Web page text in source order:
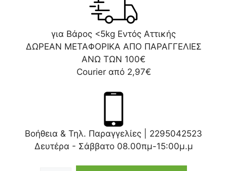
για Βάρος <5kg Εντός Αττικής
ΔΩΡΕΑΝ ΜΕΤΑΦΟΡΙΚΑ ΑΠΟ ΠΑΡΑΓΓΕΛΙΕΣ
ΑΝΩ ΤΩΝ 100€
Courier από 2,97€
Βοήθεια & Τηλ. Παραγγελίες | 2295042523
Δευτέρα - Σάββατο 08.00πμ-15:00μ.μ